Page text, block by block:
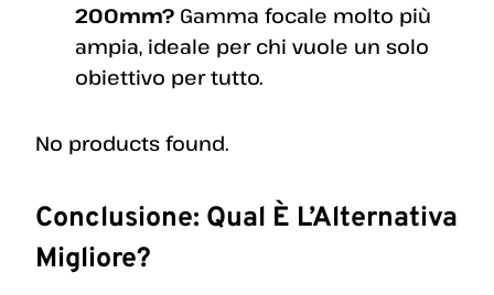
200mm? Gamma focale molto più
ampia, ideale per chi vuole un solo
obiettivo per tutto.
No products found.
Conclusione: Qual È L’Alternativa
Migliore?